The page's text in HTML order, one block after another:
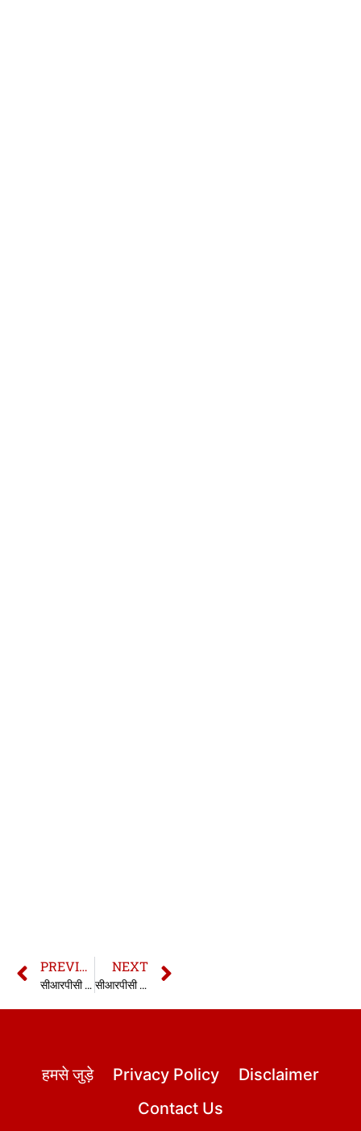
PREVIOUS
सीआरपीसी की धारा 226 | 226 CrPC in hindi
NEXT
सीआरपीसी की धारा 228 | 228 CrPC in hindi
हमसे जुड़े Privacy Policy
Disclaimer
Contact Us